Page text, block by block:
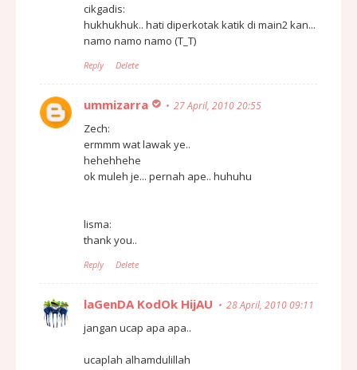
cikgadis:
hukhukhuk.. hati diperkotak katik di main2 kan...
namo namo namo (T_T)
Reply Delete
ummizarra 27 April, 2010 20:55
Zech:
ermmm wat lawak ye..
hehehhehe
ok muleh je... pernah ape.. huhuhu
lisma:
thank you..
Reply Delete
laGenDA KodOk HijAU 28 April, 2010 09:11
jangan ucap apa apa..
ucaplah alhamdulillah